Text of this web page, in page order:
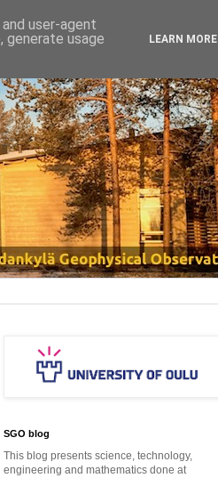
SGO blog
This blog presents science, technology,
engineering and mathematics done at
user-agent
generate usage
LEARN MORE